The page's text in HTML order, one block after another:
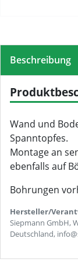
Beschreibung
Wand und
Spanntopfes.
Montage an
ebenfalls auf
Bohrungen
Hersteller/
Siepmann GmbH,
Deutschland,